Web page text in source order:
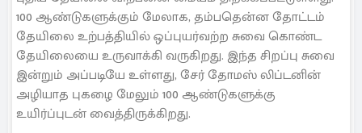
100 ஆண்டுகளுக்கும் மேலாக, தம்பதென்ன தோட்டம்
தேயிலை உற்பத்தியில் ஒப்புயர்வற்ற சுவை கொண்ட
தேயிலையை உருவாக்கி வருகிறது. இந்த சிறப்பு சுவை
இன்றும் அப்படியே உள்ளது, சேர் தோமஸ் லிப்டனின்
அழியாத புகழை மேலும் 100 ஆண்டுகளுக்கு
உயிர்ப்புடன் வைத்திருக்கிறது.